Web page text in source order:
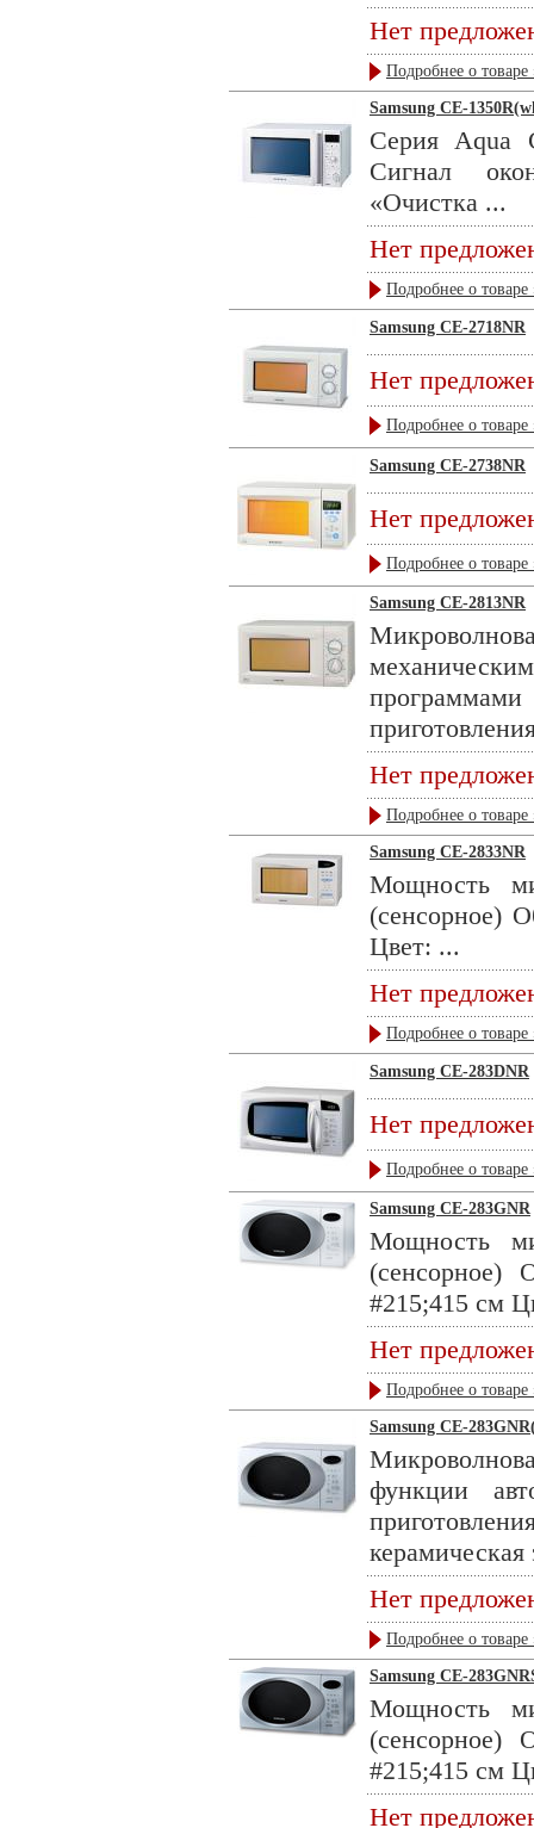
Нет
Подробнее о товаре
Samsung CE-
Серия Aqua
Сигнал
«Очистка ...
Нет
Подробнее о товаре
Samsung CE-2718NR
Нет
Подробнее о товаре
Samsung CE-2738NR
Нет
Подробнее о товаре
Samsung CE-2813NR
Нет
Подробнее о товаре
Samsung CE-2833NR
Мощность
(сенсорное)
Цвет: ...
Нет
Подробнее о товаре
Samsung CE-283DNR
Нет
Подробнее о товаре
Samsung CE-283GNR
Мощность
#215;415 см
Нет
Подробнее о товаре
Samsung CE-
функции
Нет
Подробнее о товаре
Samsung CE-
Мощность
#215;415 см
Нет